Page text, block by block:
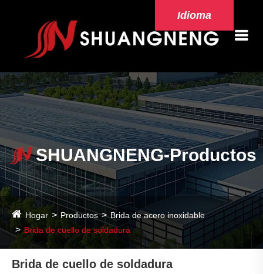
Idioma
SHUANGNENG-Productos
Hogar Productos
Brida de acero inoxidable
Brida de cuello de soldadura
Brida de cuello de soldadura